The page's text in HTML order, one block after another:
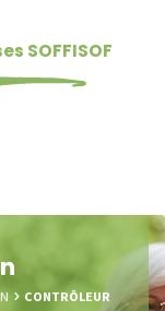
SOFFISOF
CONTRÔLEUR